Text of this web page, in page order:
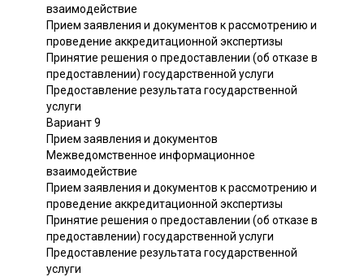
взаимодействие
Прием заявления и документов к рассмотрению и
проведение аккредитационной экспертизы
Принятие решения о предоставлении (об отказе в
предоставлении) государственной услуги
Предоставление результата государственной
услуги
Вариант 9
Прием заявления и документов
Межведомственное информационное
взаимодействие
Прием заявления и документов к рассмотрению и
проведение аккредитационной экспертизы
Принятие решения о предоставлении (об отказе в
предоставлении) государственной услуги
Предоставление результата государственной
услуги